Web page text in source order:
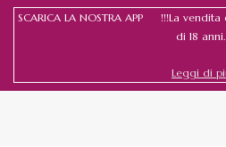
SCARICA LA NOSTRA APP !!!La
di 18 anni.
Leggi di